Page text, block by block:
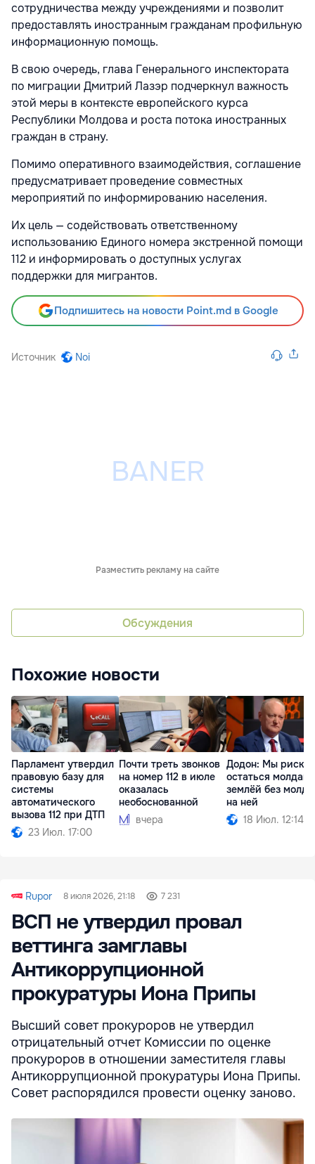
сотрудничества между учреждениями и позволит
предоставлять иностранным гражданам профильную
информационную помощь.
В свою очередь, глава Генерального инспектората
по миграции Дмитрий Лазэр подчеркнул важность
этой меры в контексте европейского курса
Республики Молдова и роста потока иностранных
граждан в страну.
Помимо оперативного взаимодействия, соглашение
предусматривает проведение совместных
мероприятий по информированию населения.
Их цель — содействовать ответственному
использованию Единого номера экстренной помощи
112 и информировать о доступных услугах
поддержки для мигрантов.
Подпишитесь на новости Point.md в Google
Источник Noi
Разместить рекламу на сайте
Обсуждения
Похожие новости
Парламент утвердил
правовую базу для
системы
автоматического
вызова 112 при ДТП
23 Июл. 17:00
Почти треть звонков
на номер 112 в июле
оказалась
необоснованной
вчера
Додон: Мы
остаться
землёй без
на ней
18 Июл. 12:14
Rupor 8 июля 2026, 21:18 7 231
ВСП не утвердил провал
веттинга замглавы
Антикоррупционной
прокуратуры Иона Припы
Высший совет прокуроров не утвердил
отрицательный отчет Комиссии по оценке
прокуроров в отношении заместителя главы
Антикоррупционной прокуратуры Иона Припы.
Совет распорядился провести оценку заново.